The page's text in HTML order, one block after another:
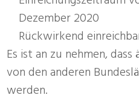
Dezember 2020
Rückwirkend
Es ist an zu nehmen,
von den anderen
werden.